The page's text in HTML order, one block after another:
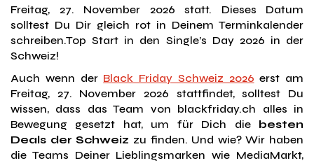
Freitag, 27. November 2026 statt. Dieses Datum
solltest Du Dir gleich rot in Deinem Terminkalender
schreiben.Top Start in den Single’s Day 2026 in der
Schweiz!
Auch wenn der Black Friday Schweiz 2026 erst am
Freitag, 27. November 2026 stattfindet, solltest Du
wissen, dass das Team von blackfriday.ch alles in
Bewegung gesetzt hat, um für Dich die besten
Deals der Schweiz zu finden. Und wie? Wir haben
die Teams Deiner Lieblingsmarken wie MediaMarkt,